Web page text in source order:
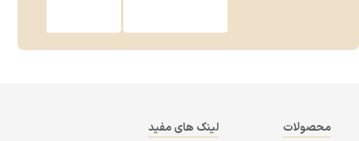
محصولات لینک های مفید